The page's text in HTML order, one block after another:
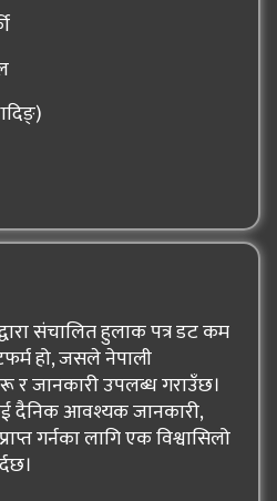
संचालित हुलाक पत्र डट कम
हो, जसले नेपाली
र जानकारी उपलब्ध गराउँछ।
दैनिक आवश्यक जानकारी,
गर्नका लागि एक विश्वासिलो